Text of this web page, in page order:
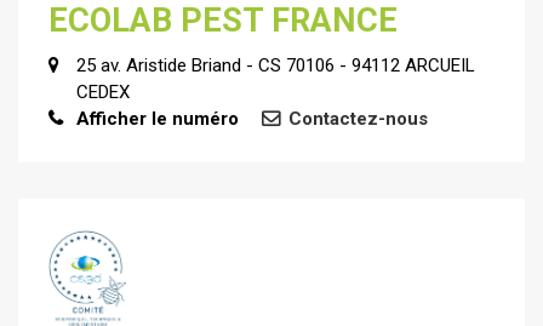
ECOLAB PEST FRANCE
25 av. Aristide Briand - CS 70106 - 94112 ARCUEIL
CEDEX
Afficher le numéro
Contactez-nous